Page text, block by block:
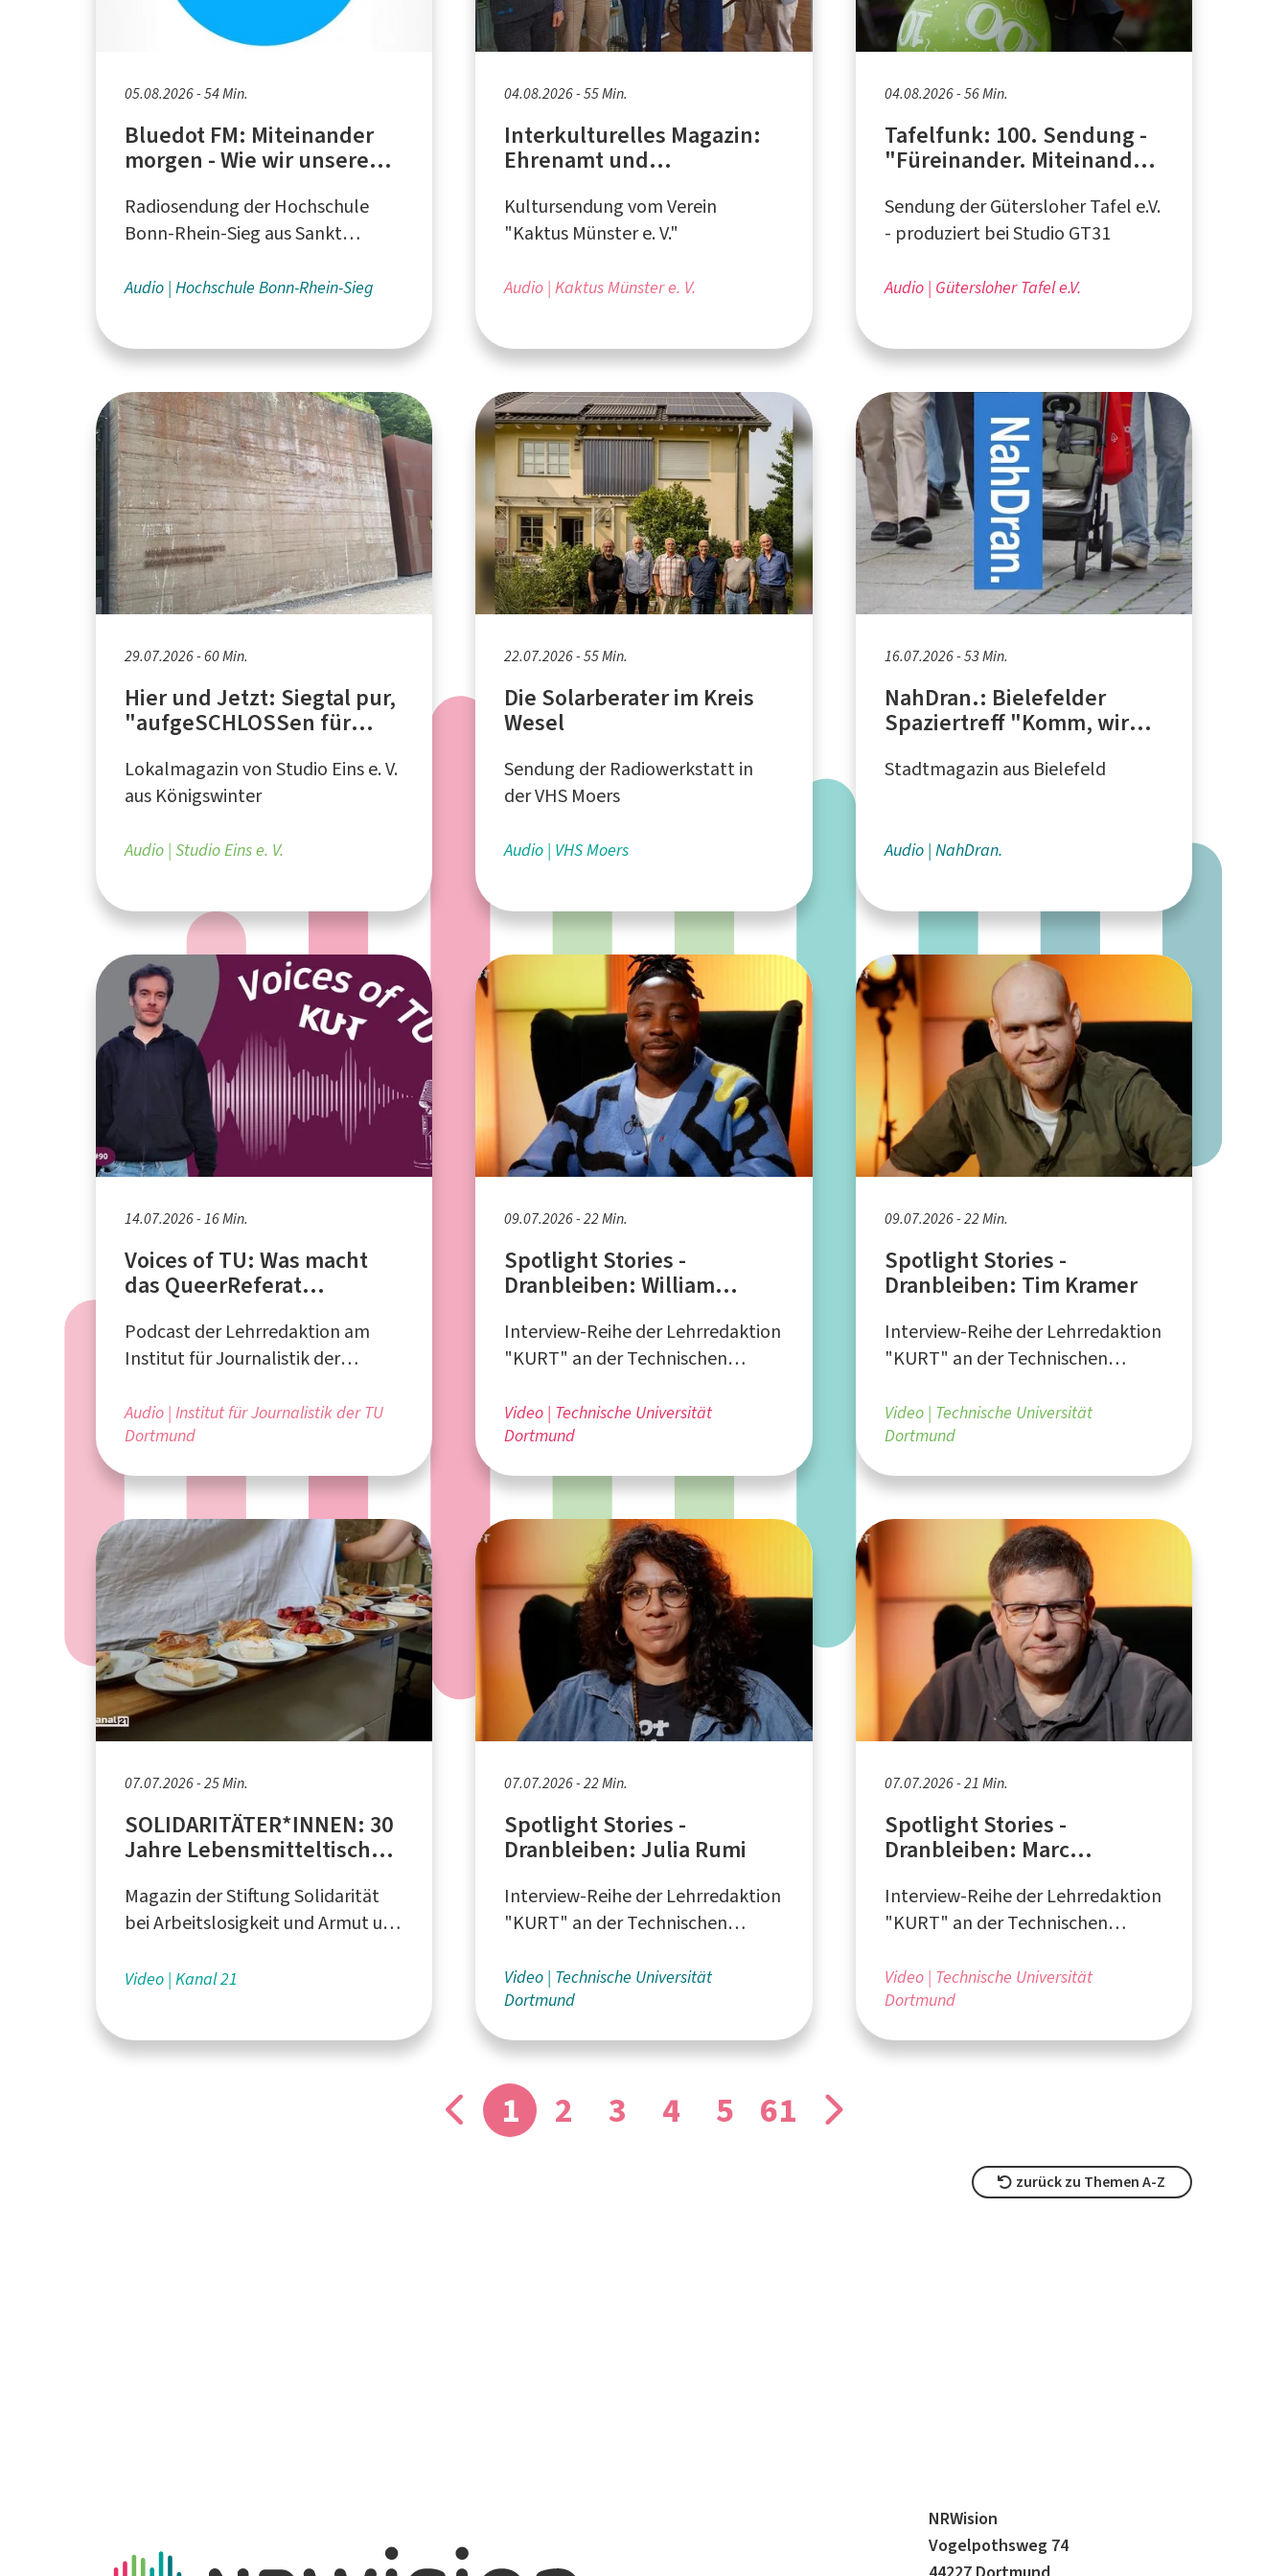
05.08.2026 - 54 Min.
Bluedot FM: Miteinander
morgen - Wie wir unsere
Radiosendung der Hochschule
Bonn-Rhein-Sieg aus Sankt
Audio Hochschule Bonn-Rhein-Sieg
04.08.2026 - 55 Min.
Interkulturelles Magazin:
Ehrenamt und
Kultursendung vom Verein
"Kaktus Münster e. V."
Audio Kaktus Münster e. V.
04.08.2026 - 56 Min.
Tafelfunk: 100. Sendung -
"Füreinander. Miteinander.
Sendung der Gütersloher Tafel e.V.
- produziert bei Studio GT31
Audio Gütersloher Tafel e.V.
29.07.2026 - 60 Min.
Hier und Jetzt: Siegtal pur,
"aufgeSCHLOSSen für
Ahrtal
Lokalmagazin von Studio Eins e. V.
aus Königswinter
Audio Studio Eins e. V.
22.07.2026 - 55 Min.
Die Solarberater im Kreis
Wesel
Sendung der Radiowerkstatt in
der VHS Moers
Audio VHS Moers
16.07.2026 - 53 Min.
NahDran.: Bielefelder
Spaziertreff "Komm, wir
Stadtmagazin aus Bielefeld
Audio NahDran.
14.07.2026 - 16 Min.
Voices of TU: Was macht
das QueerReferat
Podcast der Lehrredaktion am
Institut für Journalistik der
Dortmund
Audio Institut für Journalistik der TU
Dortmund
09.07.2026 - 22 Min.
Spotlight Stories -
Dranbleiben: William
Interview-Reihe der Lehrredaktion
"KURT" an der Technischen
Video Technische Universität
Dortmund
09.07.2026 - 22 Min.
Spotlight Stories -
Dranbleiben: Tim Kramer
Interview-Reihe der Lehrredaktion
"KURT" an der Technischen
Video Technische Universität
Dortmund
07.07.2026 - 25 Min.
SOLIDARITÄTER*INNEN: 30
Jahre Lebensmitteltisch
Spendenzertifikate
Magazin der Stiftung Solidarität
bei Arbeitslosigkeit und Armut und
Video Kanal 21
07.07.2026 - 22 Min.
Spotlight Stories -
Dranbleiben: Julia Rumi
Interview-Reihe der Lehrredaktion
"KURT" an der Technischen
Video Technische Universität
Dortmund
07.07.2026 - 21 Min.
Spotlight Stories -
Dranbleiben: Marc
Interview-Reihe der Lehrredaktion
"KURT" an der Technischen
Video Technische Universität
Dortmund
1 2 3 4 5 61
zurück zu Themen A-Z
NRWision
Vogelpothsweg 74